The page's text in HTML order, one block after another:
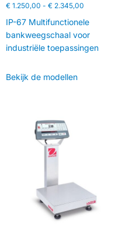
€ 1.250,00 - € 2.345,00
IP-67 Multifunctionele
bankweegschaal voor
industriële toepassingen
Bekijk de modellen